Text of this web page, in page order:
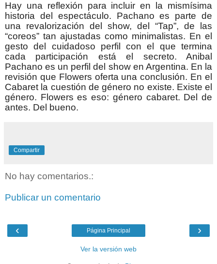
Hay una reflexión para incluir en la mismísima
historia del espectáculo. Pachano es parte de
una revalorización del show, del “Tap”, de las
“coreos” tan ajustadas como minimalistas. En el
gesto del cuidadoso perfil con el que termina
cada participación está el secreto. Anibal
Pachano es un perfil del show en Argentina. En la
revisión que Flowers oferta una conclusión. En el
Cabaret la cuestión de género no existe. Existe el
género. Flowers es eso: género cabaret. Del de
antes. Del bueno.
Compartir
No hay comentarios.:
Publicar un comentario
‹ ›
Página Principal
Ver la versión web